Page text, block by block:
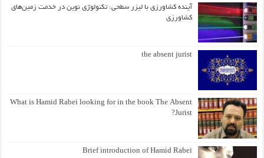
آینده کشاورزی با لیزر سطحی: تکنولوژی نوین در خدمت زمین‌های
کشاورزی
the absent jurist
What is Hamid Rabei looking for in the book The Absent
Jurist?
Brief introduction of Hamid Rabei